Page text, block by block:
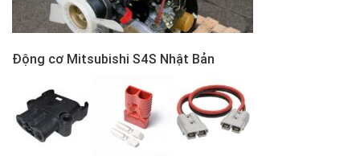
Động cơ Mitsubishi S4S Nhật Bản